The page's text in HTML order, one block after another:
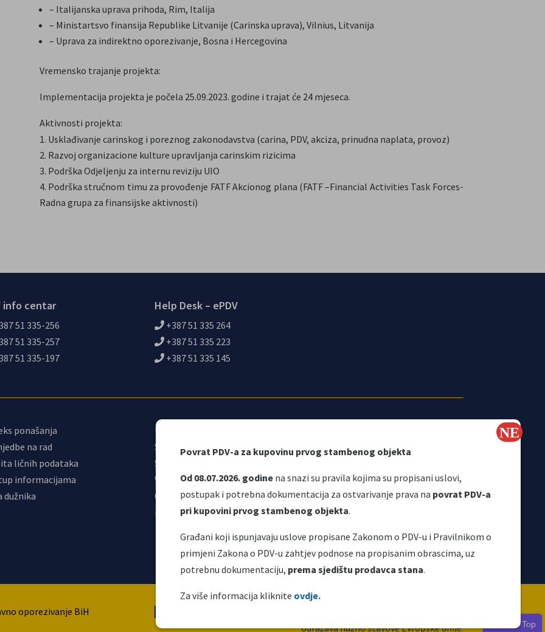
Povrat PDV-a za kupovinu prvog stambenog objekta
Od 08.07.2026. godine na snazi su pravila kojima su propisani uslovi,
postupak i potrebna dokumentacija za ostvarivanje prava na povrat PDV-a
pri kupovini prvog stambenog objekta.
Građani koji ispunjavaju uslove propisane Zakonom o PDV-u i Pravilnikom o
primjeni Zakona o PDV-u zahtjev podnose na propisanim obrascima, uz
potrebnu dokumentaciju, prema sjedištu prodavca stana.
Za više informacija kliknite ovdje.
– Italijanska uprava prihoda, Rim, Italija
– Ministartsvo finansija Republike Litvanije (Carinska uprava), Vilnius, Litvanija
– Uprava za indirektno oporezivanje, Bosna i Hercegovina
Vremensko trajanje projekta:
Implementacija projekta je počela 25.09.2023. godine i trajat će 24 mjeseca.
Aktivnosti projekta:
Usklađivanje carinskog i poreznog zakonodavstva (carina, PDV, akciza, prinudna naplata, provoz)
Razvoj organizacione kulture upravljanja carinskim rizicima
Podrška Odjeljenju za internu reviziju UIO
Podrška stručnom timu za provođenje FATF Akcionog plana (FATF –Financial Activities Task Forces-
Radna grupa za finansijske aktivnosti)
info centar
51 335-256
51 335-257
51 335-197
Help Desk – ePDV
+387 51 335 264
+387 51 335 223
+387 51 335 145
ponašanja
na rad
ličnih podataka
informacijama
dužnika
Upravni odbor
Sindikat UIO
Samostalni sindikat UIO
Webmail
Odjeljenje za
makroekonomsku analizu
Korisni linkovi
oporezivanje BiH
Ova web stranica napravljena je i održava se uz finansijsku podršku
odražava nužno stavove Evropske unije.
Back To Top